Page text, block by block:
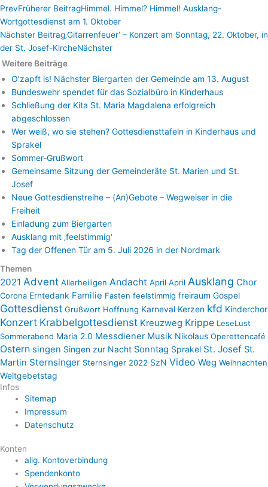
PrevFrüherer BeitragHimmel. Himmel? Himmel! Ausklang-
Wortgottesdienst am 1. Oktober
Nächster Beitrag‚Gitarrenfeuer‘ – Konzert am Sonntag, 22. Oktober, in
der St. Josef-KircheNächster
Weitere Beiträge
O’zapft is! Nächster Biergarten der Gemeinde am 13. August
Bundeswehr spendet für das Sozialbüro in Kinderhaus
Schließung der Kita St. Maria Magdalena erfolgreich
abgeschlossen
Wer weiß, wo sie stehen? Gottesdiensttafeln in Kinderhaus und
Sprakel
Sommer-Grußwort
Gemeinsame Sitzung der Gemeinderäte St. Marien und St.
Josef
Neue Gottesdienstreihe – (An)Gebote – Wegweiser in die
Freiheit
Einladung zum Biergarten
Ausklang mit ‚feelstimmig‘
Tag der Offenen Tür am 5. Juli 2026 in der Nordmark
Themen
2021 Advent Allerheiligen Andacht April April Ausklang Chor
Corona Erntedank Familie Fasten feelstimmig freiraum Gospel
Gottesdienst Grußwort Hoffnung Karneval Kerzen kfd Kinderchor
Konzert Krabbelgottesdienst Kreuzweg Krippe LeseLust
Sommerabend Maria 2.0 Messdiener Musik Nikolaus Operettencafé
Ostern singen Singen zur Nacht Sonntag Sprakel St. Josef St.
Martin Sternsinger Sternsinger 2022 SzN Video Weg Weihnachten
Weltgebetstag
Infos
Sitemap
Impressum
Datenschutz
Konten
allg. Kontoverbindung
Spendenkonto